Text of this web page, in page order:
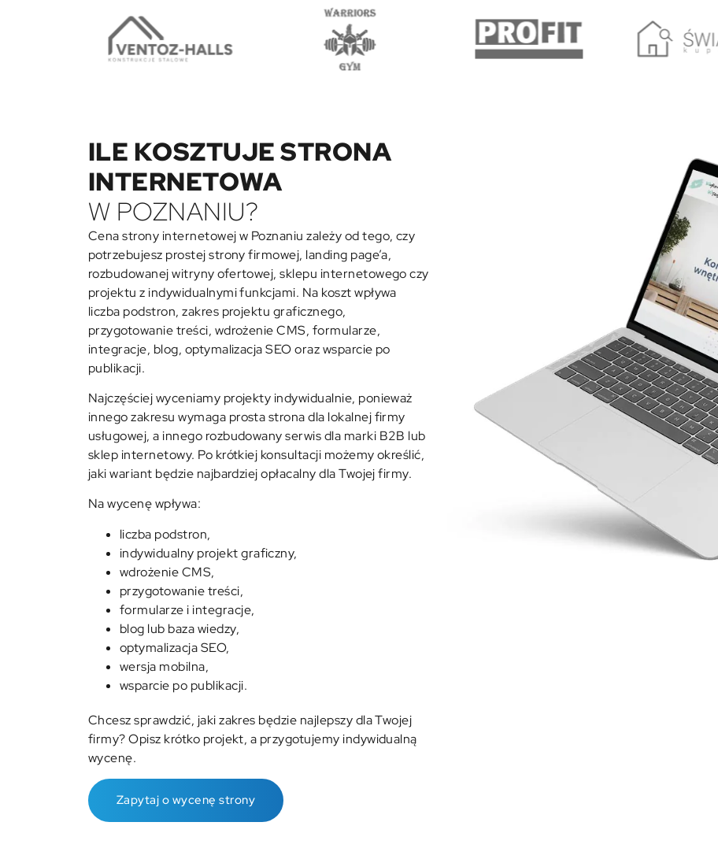
ILE KOSZTUJE STRONA
INTERNETOWA
W POZNANIU?
Cena strony internetowej w Poznaniu zależy od tego, czy
potrzebujesz prostej strony firmowej, landing page’a,
rozbudowanej witryny ofertowej, sklepu internetowego czy
projektu z indywidualnymi funkcjami. Na koszt wpływa
liczba podstron, zakres projektu graficznego,
przygotowanie treści, wdrożenie CMS, formularze,
integracje, blog, optymalizacja SEO oraz wsparcie po
publikacji.
Najczęściej wyceniamy projekty indywidualnie, ponieważ
innego zakresu wymaga prosta strona dla lokalnej firmy
usługowej, a innego rozbudowany serwis dla marki B2B lub
sklep internetowy. Po krótkiej konsultacji możemy określić,
jaki wariant będzie najbardziej opłacalny dla Twojej firmy.
Na wycenę wpływa:
liczba podstron,
indywidualny projekt graficzny,
wdrożenie CMS,
przygotowanie treści,
formularze i integracje,
blog lub baza wiedzy,
optymalizacja SEO,
wersja mobilna,
wsparcie po publikacji.
Chcesz sprawdzić, jaki zakres będzie najlepszy dla Twojej
firmy? Opisz krótko projekt, a przygotujemy indywidualną
wycenę.
Zapytaj o wycenę strony